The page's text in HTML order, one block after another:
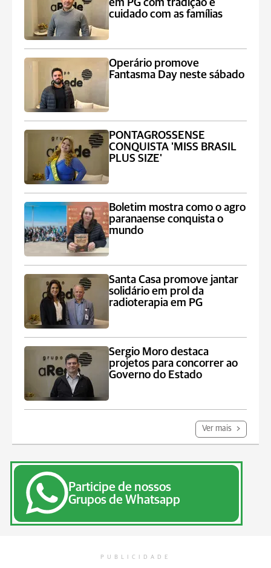
em PG com tradição e
cuidado com as famílias
Operário promove
Fantasma Day neste sábado
PONTAGROSSENSE
CONQUISTA 'MISS BRASIL
PLUS SIZE'
Boletim mostra como o agro
paranaense conquista o
mundo
Santa Casa promove jantar
solidário em prol da
radioterapia em PG
Sergio Moro destaca
projetos para concorrer ao
Governo do Estado
Ver mais
Participe de nossos
Grupos de Whatsapp
PUBLICIDADE